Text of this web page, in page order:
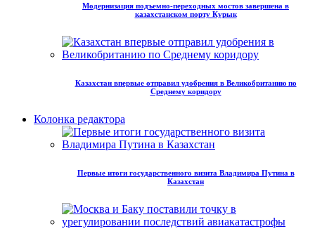
Модернизация подъемно-переходных мостов завершена в
казахстанском порту Курык
Казахстан впервые отправил удобрения в Великобританию по
Среднему коридору
Колонка редактора
Первые итоги государственного визита Владимира Путина в
Казахстан